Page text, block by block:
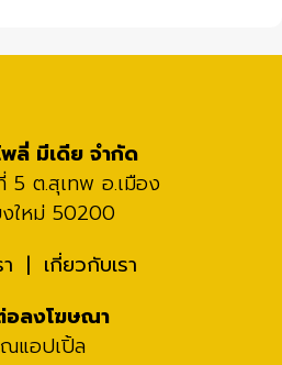
ลี่ มีเดีย จำกัด
5 ต.สุเทพ อ.เมือง
งใหม่ 50200
เกี่ยวกับเรา
ลงโฆษณา
แอปเปิ้ล